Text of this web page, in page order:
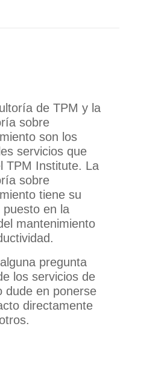
de TPM y la
sobre
son los
servicios que
TPM Institute. La
sobre
tiene su
puesto en la
mantenimiento
pregunta
los servicios de
dude en ponerse
directamente